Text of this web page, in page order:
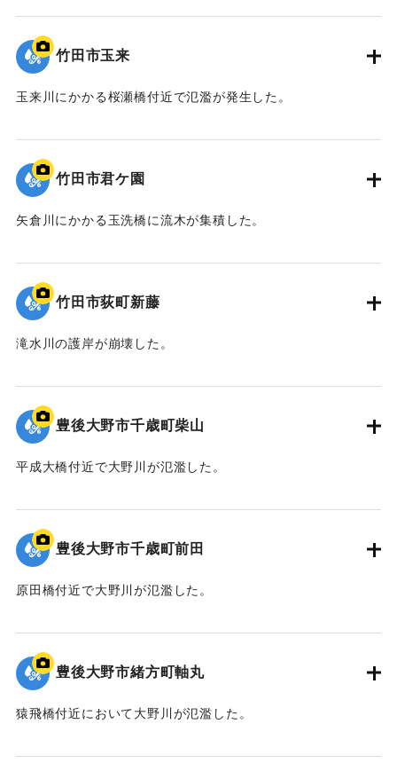
｜固有コード:09922053
竹田市玉来
玉来川にかかる桜瀬橋付近で氾濫が発生した。
｜固有コード:09922052
竹田市君ケ園
矢倉川にかかる玉洗橋に流木が集積した。
｜固有コード:09922051
竹田市荻町新藤
滝水川の護岸が崩壊した。
｜固有コード:09922050
豊後大野市千歳町柴山
平成大橋付近で大野川が氾濫した。
｜固有コード:09922049
豊後大野市千歳町前田
原田橋付近で大野川が氾濫した。
｜固有コード:09922048
豊後大野市緒方町軸丸
猿飛橋付近において大野川が氾濫した。
｜固有コード:09922047